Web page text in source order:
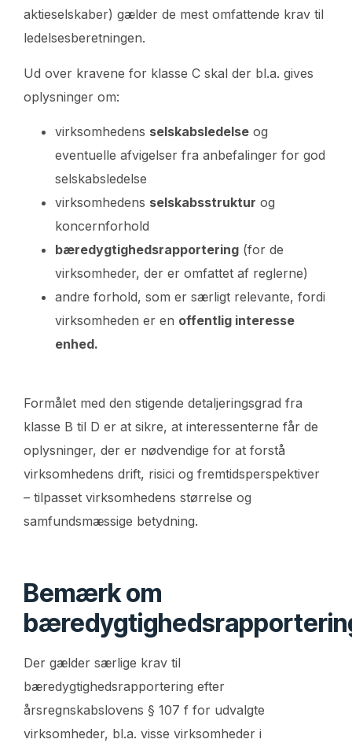
aktieselskaber) gælder de mest omfattende krav til
ledelsesberetningen.
Ud over kravene for klasse C skal der bl.a. gives
oplysninger om:
virksomhedens selskabsledelse og
eventuelle afvigelser fra anbefalinger for god
selskabsledelse
virksomhedens selskabsstruktur og
koncernforhold
bæredygtighedsrapportering (for de
virksomheder, der er omfattet af reglerne)
andre forhold, som er særligt relevante, fordi
virksomheden er en offentlig interesse
enhed.
Formålet med den stigende detaljeringsgrad fra
klasse B til D er at sikre, at interessenterne får de
oplysninger, der er nødvendige for at forstå
virksomhedens drift, risici og fremtidsperspektiver
– tilpasset virksomhedens størrelse og
samfundsmæssige betydning.
Bemærk om
Der gælder særlige krav til
bæredygtighedsrapportering efter
årsregnskabslovens § 107 f for udvalgte
virksomheder, bl.a. visse virksomheder i